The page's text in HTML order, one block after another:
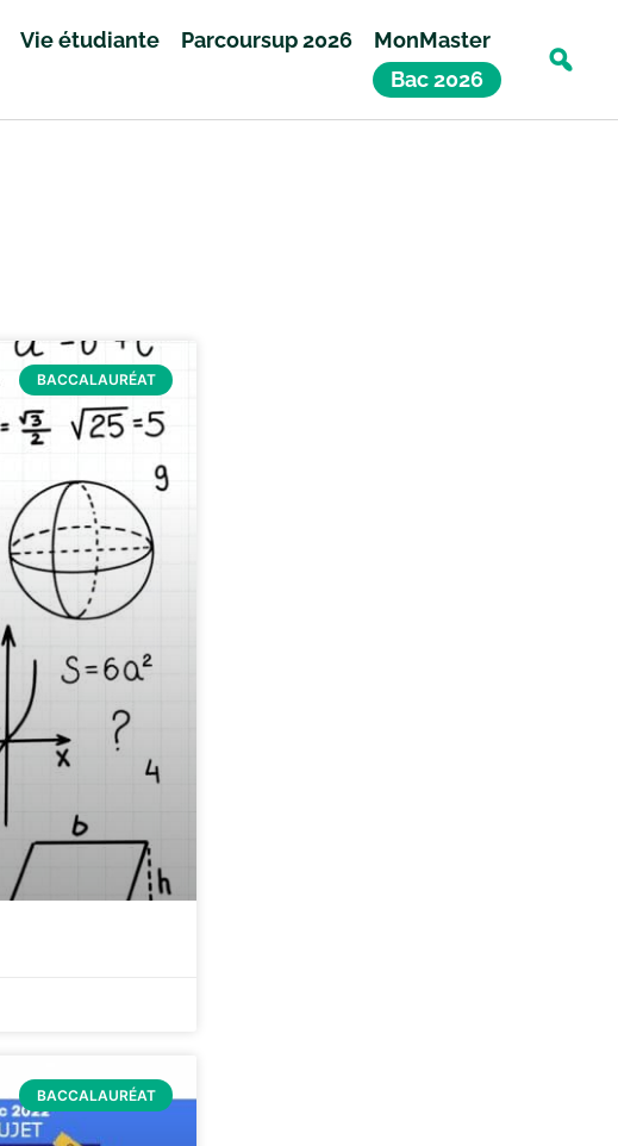
Vie étudiante Parcoursup 2026
MonMaster
Bac 2026
BACCALAURÉAT
BACCALAURÉAT